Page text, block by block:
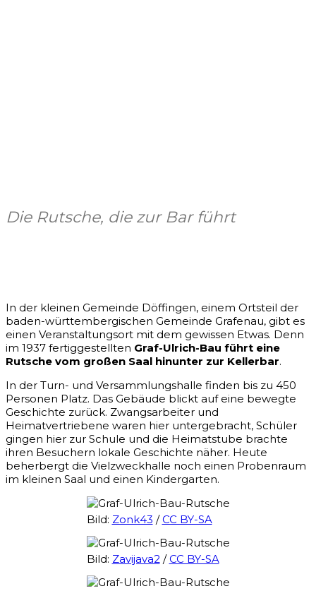
Die Rutsche, die zur Bar führt
In der kleinen Gemeinde Döffingen, einem Ortsteil der
baden-württembergischen Gemeinde Grafenau, gibt es
einen Veranstaltungsort mit dem gewissen Etwas. Denn
im 1937 fertiggestellten Graf-Ulrich-Bau führt eine
Rutsche vom großen Saal hinunter zur Kellerbar.
In der Turn- und Versammlungshalle finden bis zu 450
Personen Platz. Das Gebäude blickt auf eine bewegte
Geschichte zurück. Zwangsarbeiter und
Heimatvertriebene waren hier untergebracht, Schüler
gingen hier zur Schule und die Heimatstube brachte
ihren Besuchern lokale Geschichte näher. Heute
beherbergt die Vielzweckhalle noch einen Probenraum
im kleinen Saal und einen Kindergarten.
Bild: Zonk43 /CC BY-SA
Bild: Zavijava2/CC BY-SA